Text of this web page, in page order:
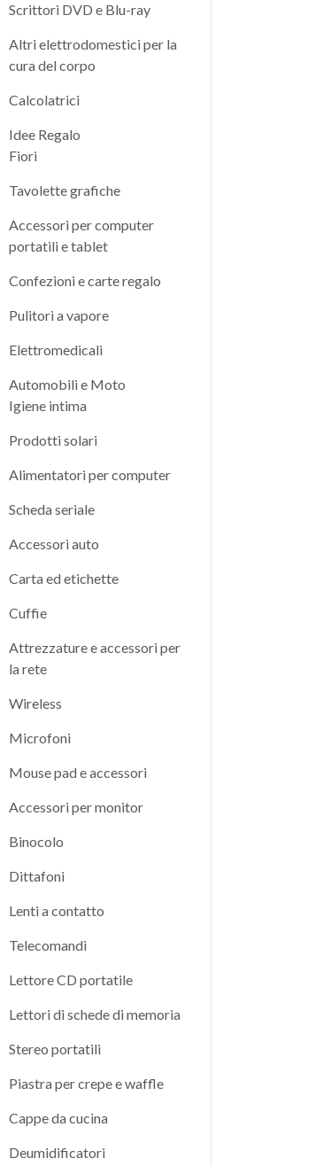
Scrittori DVD e Blu-ray
Altri elettrodomestici per la
cura del corpo
Calcolatrici
Idee Regalo
Fiori
Tavolette grafiche
Accessori per computer
portatili e tablet
Confezioni e carte regalo
Pulitori a vapore
Elettromedicali
Automobili e Moto
Igiene intima
Prodotti solari
Alimentatori per computer
Scheda seriale
Accessori auto
Carta ed etichette
Cuffie
Attrezzature e accessori per
la rete
Wireless
Microfoni
Mouse pad e accessori
Accessori per monitor
Binocolo
Dittafoni
Lenti a contatto
Telecomandi
Lettore CD portatile
Lettori di schede di memoria
Stereo portatili
Piastra per crepe e waffle
Cappe da cucina
Deumidificatori